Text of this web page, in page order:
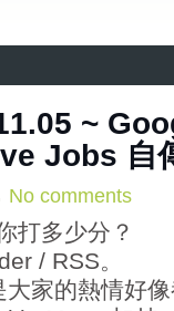
~
Jobs 自
No comments
打多少分？
/ RSS。
家的熱情好